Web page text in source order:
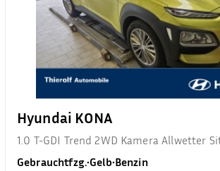
Hyundai KONA
1.0 T-GDI Trend 2WD Kamera Allwetter
Gebrauchtfzg.•Gelb•Benzin